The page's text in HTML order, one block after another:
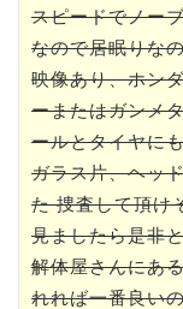
スピードでノー
なので居眠りな
映像あり、ホン
ーまたはガンメ
ールとタイヤに
ガラス片、ヘッ
た 捜査して頂け
見ましたら是非
解体屋さんにあ
れれば一番良い